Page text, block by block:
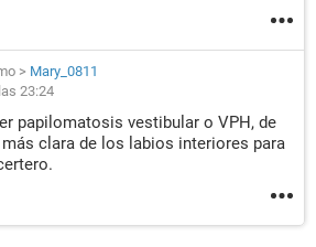
> Mary_0811
23:24
papilomatosis vestibular o VPH, de
clara de los labios interiores para